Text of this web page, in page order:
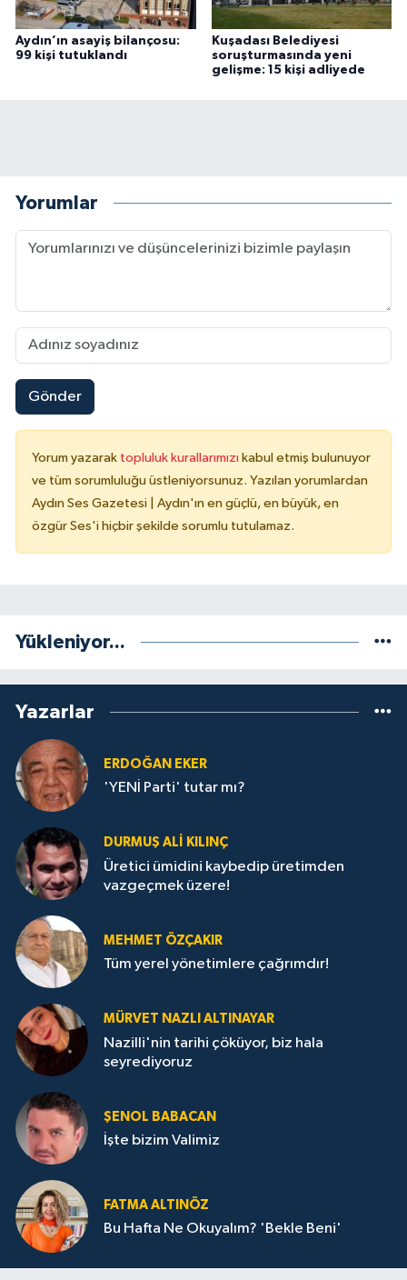
Aydın’ın asayiş bilançosu:
99 kişi tutuklandı
Kuşadası Belediyesi
soruşturmasında yeni
gelişme: 15 kişi adliyede
Yorumlar
Gönder
Yorum yazarak topluluk kurallarımızı kabul etmiş bulunuyor
ve tüm sorumluluğu üstleniyorsunuz. Yazılan yorumlardan
Aydın Ses Gazetesi | Aydın'ın en güçlü, en büyük, en
özgür Ses'i hiçbir şekilde sorumlu tutulamaz.
Yükleniyor...
Yazarlar
ERDOĞAN EKER
'YENİ Parti' tutar mı?
DURMUŞ ALI KILINÇ
Üretici ümidini kaybedip üretimden
vazgeçmek üzere!
MEHMET ÖZÇAKIR
Tüm yerel yönetimlere çağrımdır!
MÜRVET NAZLI ALTINAYAR
Nazilli'nin tarihi çöküyor, biz hala
seyrediyoruz
ŞENOL BABACAN
İşte bizim Valimiz
FATMA ALTINÖZ
Bu Hafta Ne Okuyalım? 'Bekle Beni'